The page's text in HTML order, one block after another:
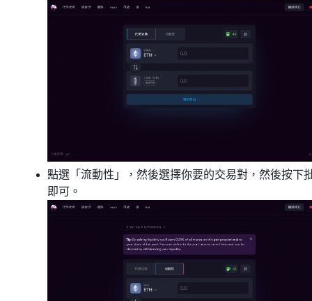
點選「流動性」，然後選擇你要的交易對，然後按下
即可。